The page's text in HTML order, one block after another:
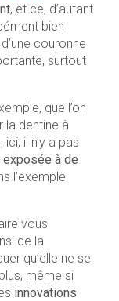
, et ce, d’autant
bien
couronne
surtout
que l’on
la dentine à
, ici, il n’y a pas
exposée à de
l’exemple
vous
de la
qu’elle ne se
même si
innovations